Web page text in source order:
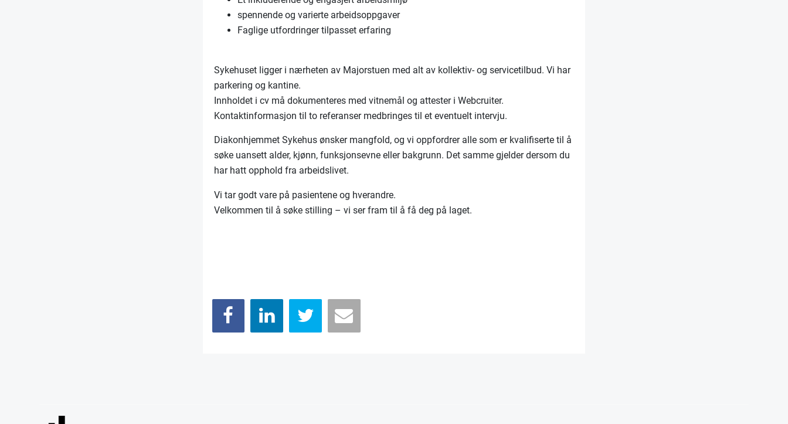
spennende og varierte arbeidsoppgaver
Faglige utfordringer tilpasset erfaring
Sykehuset ligger i nærheten av Majorstuen med alt av kollektiv- og servicetilbud. Vi har
parkering og kantine.
Innholdet i cv må dokumenteres med vitnemål og attester i Webcruiter.
Kontaktinformasjon til to referanser medbringes til et eventuelt intervju.
Diakonhjemmet Sykehus ønsker mangfold, og vi oppfordrer alle som er kvalifiserte til å
søke uansett alder, kjønn, funksjonsevne eller bakgrunn. Det samme gjelder dersom du
har hatt opphold fra arbeidslivet.
Vi tar godt vare på pasientene og hverandre.
Velkommen til å søke stilling – vi ser fram til å få deg på laget.